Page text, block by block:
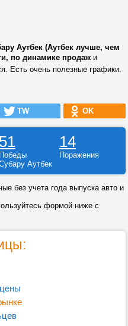
Аутбек (Аутбек лучше, чем
по динамике продажи
Есть очень полезные графики.
TW OK
51 14
Победы
Поражения
Аутбек
без учета года выпуска авто и
формой ниже с